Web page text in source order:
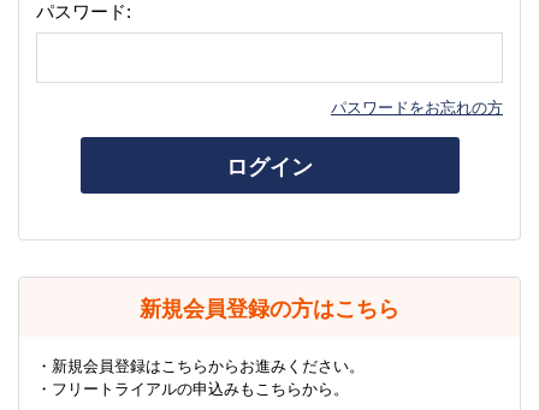
パスワード:
パスワードをお忘れの方
ログイン
新規会員登録の方はこちら
・新規会員登録はこちらからお進みください。
・フリートライアルの申込みもこちらから。